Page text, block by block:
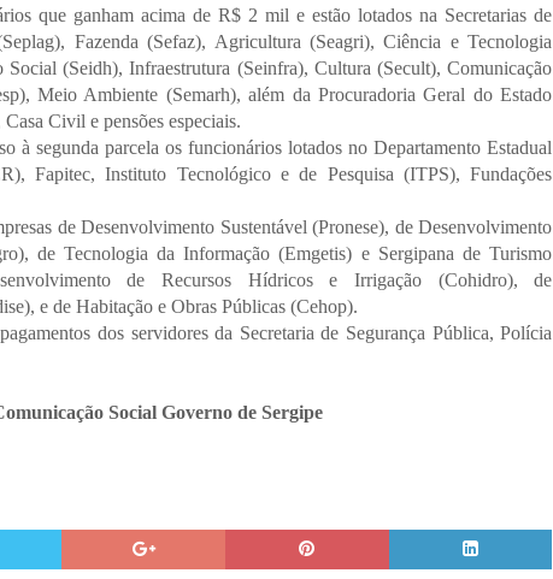
que ganham acima de R$ 2 mil e estão lotados na Secretarias de
Fazenda (Sefaz), Agricultura (Seagri), Ciência e Tecnologia
Social (Seidh), Infraestrutura (Seinfra), Cultura (Secult), Comunicação
Meio Ambiente (Semarh), além da Procuradoria Geral do Estado
Civil e pensões especiais.
à segunda parcela os funcionários lotados no Departamento Estadual
Fapitec, Instituto Tecnológico e de Pesquisa (ITPS), Fundações
de Desenvolvimento Sustentável (Pronese), de Desenvolvimento
de Tecnologia da Informação (Emgetis) e Sergipana de Turismo
de Recursos Hídricos e Irrigação (Cohidro), de
e de Habitação e Obras Públicas (Cehop).
dos servidores da Secretaria de Segurança Pública, Polícia
Social Governo de Sergipe